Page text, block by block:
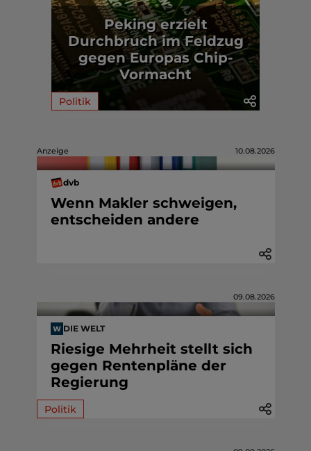
Peking erzielt
Durchbruch im Feldzug
gegen Europas Chip-
Vormacht
Politik
Anzeige 10.08.2026
dvb
Wenn Makler schweigen,
entscheiden andere
09.08.2026
DIE WELT
Riesige Mehrheit stellt sich
gegen Rentenpläne der
Regierung
Politik